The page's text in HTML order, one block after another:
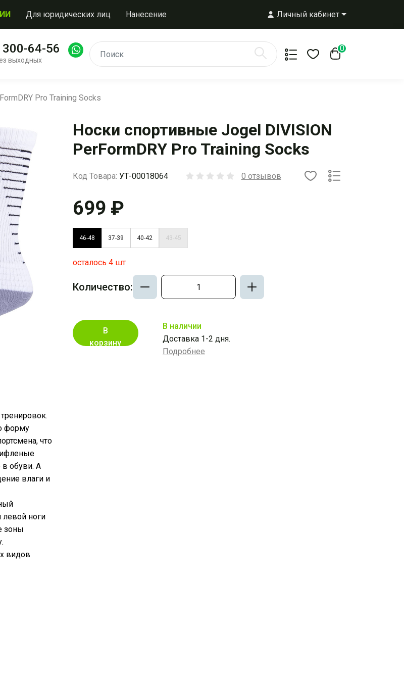
Для юридических лиц Нанесение Личный кабинет
64-56
выходных
0
Pro Training Socks
Носки спортивные Jogel DIVISION
PerFormDRY Pro Training Socks
Код Товара: УТ-00018064 0 отзывов
699 ₽
46-48 37-39 40-42 43-45
осталось 4 шт
Количество:
В
корзину
В наличии
Доставка 1-2 дня.
Подробнее
форму
что
в обуви. А
влаги и
левой ноги
зоны
видов